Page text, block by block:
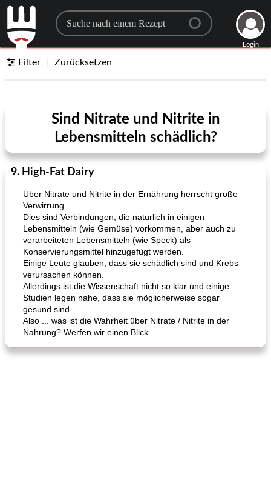
Search for a recipe
Login
Filter Zurücksetzen
Sind Nitrate und Nitrite in
Lebensmitteln schädlich?
9. High-Fat Dairy
Über Nitrate und Nitrite in der Ernährung herrscht große
Verwirrung.
Dies sind Verbindungen, die natürlich in einigen
Lebensmitteln (wie Gemüse) vorkommen, aber auch zu
verarbeiteten Lebensmitteln (wie Speck) als
Konservierungsmittel hinzugefügt werden.
Einige Leute glauben, dass sie schädlich sind und Krebs
verursachen können.
Allerdings ist die Wissenschaft nicht so klar und einige
Studien legen nahe, dass sie möglicherweise sogar
gesund sind.
Also ... was ist die Wahrheit über Nitrate / Nitrite in der
Nahrung? Werfen wir einen Blick...